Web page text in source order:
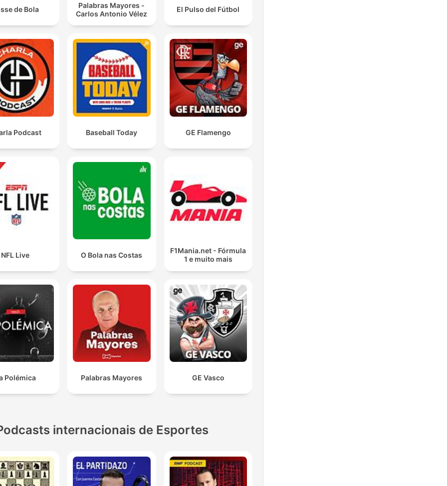
de Bola
Palabras Mayores -
Carlos Antonio Vélez
El Pulso del Fútbol
Podcast Baseball Today GE Flamengo
NFL Live O Bola nas Costas
F1Mania.net - Fórmula
1 e muito mais
Polémica Palabras Mayores GE Vasco
internacionais de Esportes